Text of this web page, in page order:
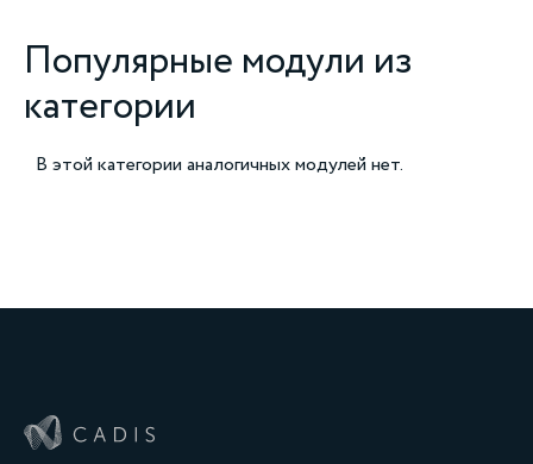
Популярные модули из
категории
В этой категории аналогичных модулей нет.